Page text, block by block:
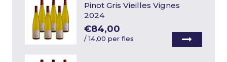
Pinot Gris Vieilles Vignes
2024
€84,00
/14,00 per fles